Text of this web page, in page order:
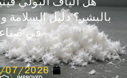
بالبشر؟ دليل السلامة
في
07/2026